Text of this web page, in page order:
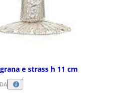
e strass h 11 cm